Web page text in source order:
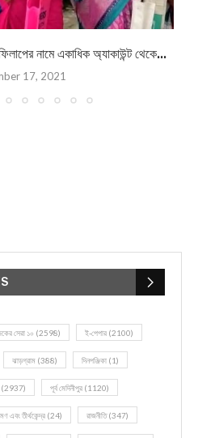
ফিলাপের নামে একাধিক অ্যাকাউন্ট থেকে...
17, 2021
সেরা ১০ (2598) ই-পেপার (2100)
ঝাড়গ্রাম (388) দিনপঞ্জিকা (1)
(2937) পূর্ব মেদিনীপুর (1120)
এবং তীর্থকেন্দ্র (24) রাজনীতি(347)